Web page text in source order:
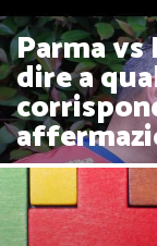
Parma
dire a